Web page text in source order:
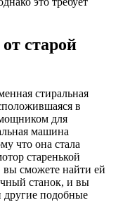
старой
стиральная
в
для
машина
что она стала
старенькой
вы сможете найти ей
станок, и вы
другие подобные